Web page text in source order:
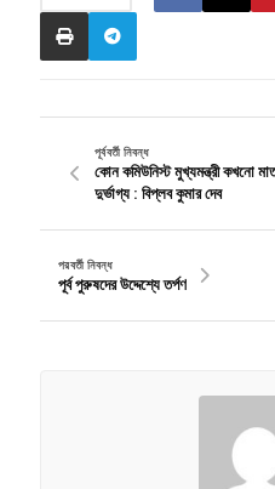
পূর্ববর্তী নিবন্ধ
কোন কমিউনিস্ট মুখ্যমন্ত্রী কখনো
দুর্ভাগ্য : বিপ্লব কুমার দেব
পরবর্তী নিবন্ধ
পূর্ব পুরুষদের উদ্দেশ্যে তর্পণ